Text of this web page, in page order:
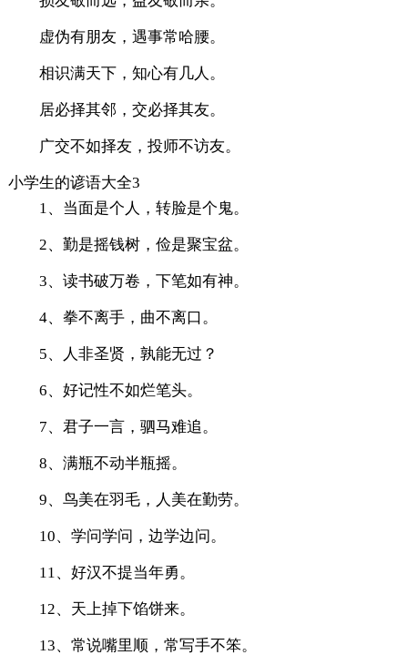
虚伪有朋友，遇事常哈腰。
相识满天下，知心有几人。
居必择其邻，交必择其友。
广交不如择友，投师不访友。
小学生的谚语大全3
1、当面是个人，转脸是个鬼。
2、勤是摇钱树，俭是聚宝盆。
3、读书破万卷，下笔如有神。
4、拳不离手，曲不离口。
5、人非圣贤，孰能无过？
6、好记性不如烂笔头。
7、君子一言，驷马难追。
8、满瓶不动半瓶摇。
9、鸟美在羽毛，人美在勤劳。
10、学问学问，边学边问。
11、好汉不提当年勇。
12、天上掉下馅饼来。
13、常说嘴里顺，常写手不笨。